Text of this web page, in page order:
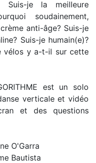
Suis-je la meilleure
soudainement,
anti-âge? Suis-je
Suis-je humain(e)?
vélos y a-t-il sur cette
est un solo
verticale et vidéo
et des questions
O'Garra
Bautista